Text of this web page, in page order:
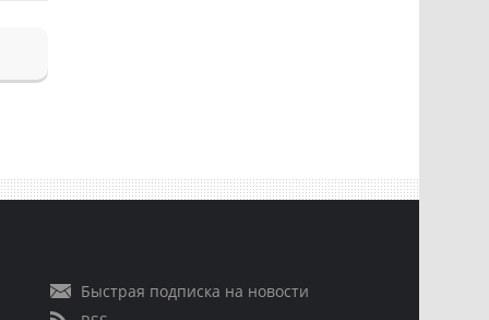
Быстрая подписка на новости